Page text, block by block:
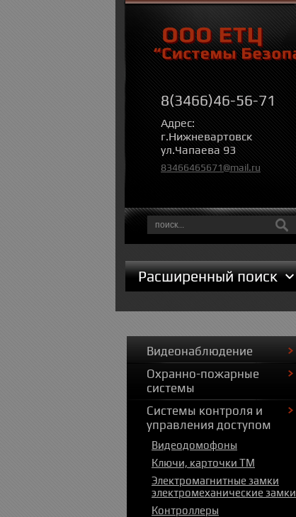
8(3466)46-56-71
Адрес:
г.Нижневартовск
ул.Чапаева 93
83466465671@mail.ru
Расширенный поиск
Видеонаблюдение
Охранно-пожарные
системы
Системы контроля и
управления доступом
Видеодомофоны
Ключи, карточки ТМ
Электромагнитные замки
электромеханические замки
Контроллеры